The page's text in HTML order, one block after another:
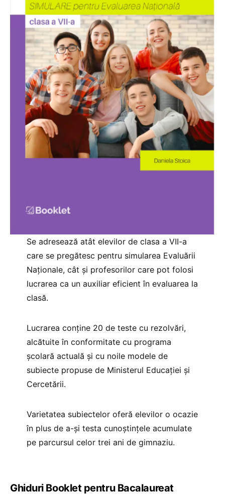
Se adresează atât elevilor de clasa a VII-a
care se pregătesc pentru simularea Evaluării
Naționale, cât și profesorilor care pot folosi
lucrarea ca un auxiliar eficient în evaluarea la
clasă.
Lucrarea conține 20 de teste cu rezolvări,
alcătuite în conformitate cu programa
școlară actuală și cu noile modele de
subiecte propuse de Ministerul Educației și
Cercetării.
Varietatea subiectelor oferă elevilor o ocazie
în plus de a-și testa cunoștințele acumulate
pe parcursul celor trei ani de gimnaziu.
Ghiduri Booklet pentru Bacalaureat